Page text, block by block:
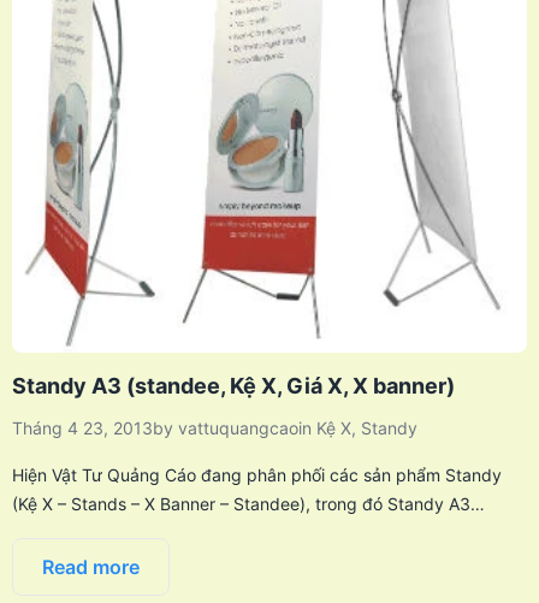
Standy A3 (standee, Kệ X, Giá X, X banner)
Tháng 4 23, 2013by vattuquangcaoin Kệ X, Standy
Hiện Vật Tư Quảng Cáo đang phân phối các sản phẩm Standy
(Kệ X – Stands – X Banner – Standee), trong đó Standy A3…
Read more